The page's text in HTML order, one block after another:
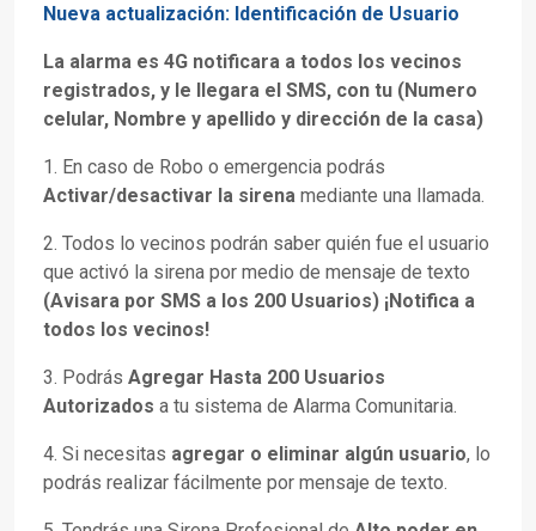
Nueva actualización: Identificación de Usuario
La alarma es 4G notificara a todos los vecinos
registrados, y le llegara el SMS, con tu (Numero
celular, Nombre y apellido y dirección de la casa)
1. En caso de Robo o emergencia podrás
Activar/desactivar la sirena mediante una llamada.
2. Todos lo vecinos podrán saber quién fue el usuario
que activó la sirena por medio de mensaje de texto
(Avisara por SMS a los 200 Usuarios) ¡Notifica a
todos los vecinos!
3. Podrás Agregar Hasta 200 Usuarios
Autorizados a tu sistema de Alarma Comunitaria.
4. Si necesitas agregar o eliminar algún usuario, lo
podrás realizar fácilmente por mensaje de texto.